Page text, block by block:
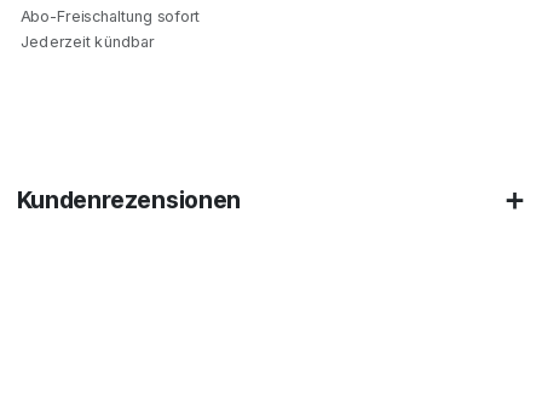
Abo-Freischaltung sofort
Jederzeit kündbar
Kundenrezensionen